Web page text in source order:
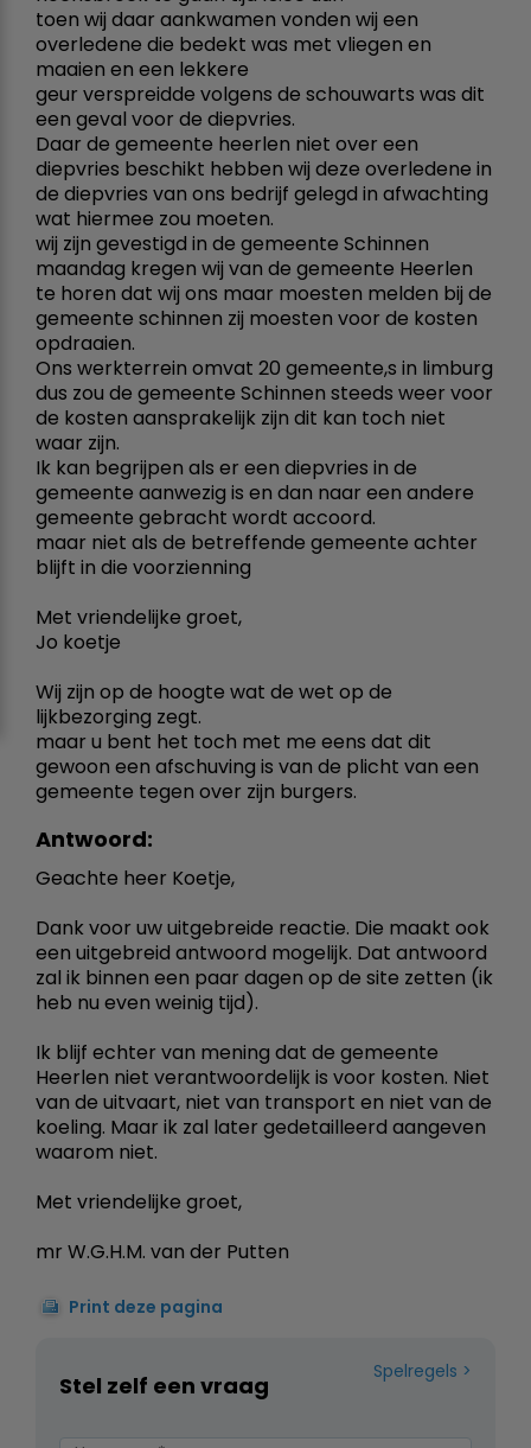
toen wij daar aankwamen vonden wij een
overledene die bedekt was met vliegen en
maaien en een lekkere
geur verspreidde volgens de schouwarts was dit
een geval voor de diepvries.
Daar de gemeente heerlen niet over een
diepvries beschikt hebben wij deze overledene in
de diepvries van ons bedrijf gelegd in afwachting
wat hiermee zou moeten.
wij zijn gevestigd in de gemeente Schinnen
maandag kregen wij van de gemeente Heerlen
te horen dat wij ons maar moesten melden bij de
gemeente schinnen zij moesten voor de kosten
opdraaien.
Ons werkterrein omvat 20 gemeente,s in limburg
dus zou de gemeente Schinnen steeds weer voor
de kosten aansprakelijk zijn dit kan toch niet
waar zijn.
Ik kan begrijpen als er een diepvries in de
gemeente aanwezig is en dan naar een andere
gemeente gebracht wordt accoord.
maar niet als de betreffende gemeente achter
blijft in die voorzienning
Met vriendelijke groet,
Jo koetje
Wij zijn op de hoogte wat de wet op de
lijkbezorging zegt.
maar u bent het toch met me eens dat dit
gewoon een afschuving is van de plicht van een
gemeente tegen over zijn burgers.
Antwoord:
Geachte heer Koetje,
Dank voor uw uitgebreide reactie. Die maakt ook
een uitgebreid antwoord mogelijk. Dat antwoord
zal ik binnen een paar dagen op de site zetten (ik
heb nu even weinig tijd).
Ik blijf echter van mening dat de gemeente
Heerlen niet verantwoordelijk is voor kosten. Niet
van de uitvaart, niet van transport en niet van de
koeling. Maar ik zal later gedetailleerd aangeven
waarom niet.
Met vriendelijke groet,
mr W.G.H.M. van der Putten
Print deze pagina
Spelregels
Stel zelf een vraag